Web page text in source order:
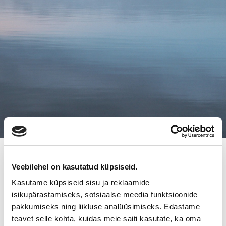
Veebilehel on kasutatud küpsiseid.
Kasutame küpsiseid sisu ja reklaamide
isikupärastamiseks, sotsiaalse meedia funktsioonide
pakkumiseks ning liikluse analüüsimiseks. Edastame
teavet selle kohta, kuidas meie saiti kasutate, ka oma
TEAM-STEEL UUSILLE
OMISTAJILLE